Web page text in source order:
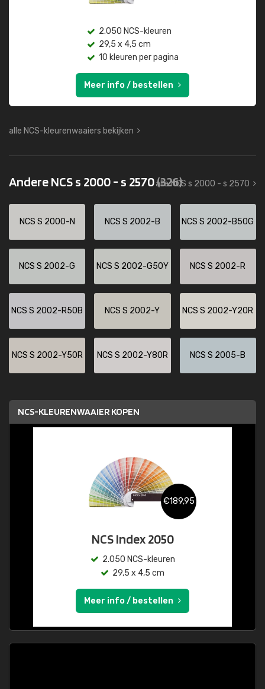
2.050 NCS-kleuren
29,5 x 4,5 cm
10 kleuren per pagina
Meer info / bestellen
alle NCS-kleurenwaaiers bekijken
Andere NCS s 2000 - s 2570(326)
alle NCS s 2000 - s 2570
NCS S 2000-N NCS S 2002-B NCS S 2002-B50G
NCS S 2002-G NCS S 2002-G50Y NCS S 2002-R
NCS S 2002-R50B NCS S 2002-Y NCS S 2002-Y20R
NCS S 2002-Y50R NCS S 2002-Y80R NCS S 2005-B
NCS-KLEURENWAAIER KOPEN
€189,95
NCS Index 2050
2.050 NCS-kleuren
29,5 x 4,5 cm
Meer info / bestellen